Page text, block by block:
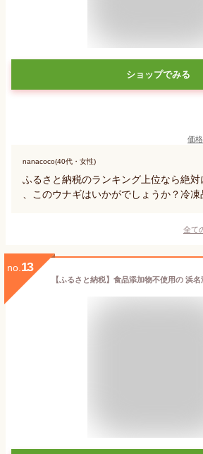
ショップでみる
価
nanacoco(40代・女性)
ふるさと納税のランキング上位なら絶
、このウナギはいかがでしょうか？冷
全て
no. 13